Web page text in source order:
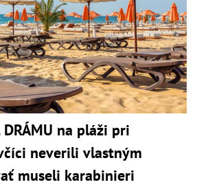
na pláži pri
neverili vlastným
museli karabinieri